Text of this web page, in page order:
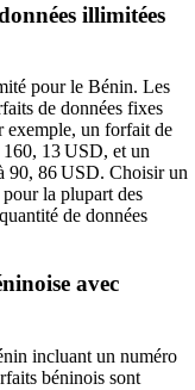
illimitées
pour le Bénin. Les
de données fixes
exemple, un forfait de
13 USD, et un
90, 86 USD. Choisir un
la plupart des
de données
avec
incluant un numéro
béninois sont